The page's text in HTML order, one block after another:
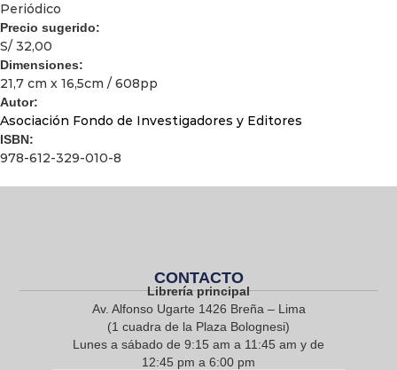
Periódico
Precio sugerido:
S/ 32,00
Dimensiones:
21,7 cm x 16,5cm / 608pp
Autor:
Asociación Fondo de Investigadores y Editores
ISBN:
978-612-329-010-8
CONTACTO
Librería principal
Av. Alfonso Ugarte 1426 Breña – Lima
(1 cuadra de la Plaza Bolognesi)
Lunes a sábado de 9:15 am a 11:45 am y de
12:45 pm a 6:00 pm